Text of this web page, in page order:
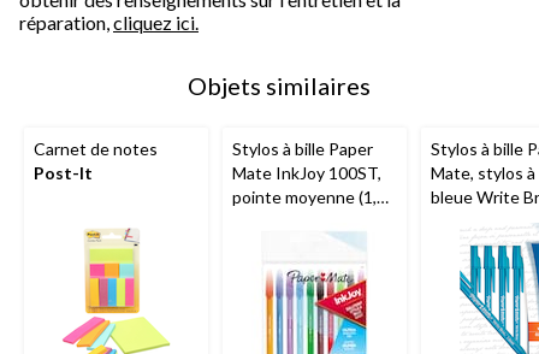
réparation,cliquez ici.
Objets similaires
Carnet de notes
Post-It
Stylos à bille Paper
Mate InkJoy 100ST,
pointe moyenne (1,0
Stylos à bille
Mate, stylos
bleue Write
pointe
mm), paq. 10